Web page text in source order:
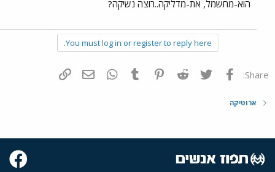
הוא-מחשמל, את-מדליקה..רוצה נשיקה?
You must log in or register to reply here.
Share: פייסבוק Twitter
Reddit
Pinterest
Tumblr
WhatsAppדואר אלקטרוני
ארוטיקה